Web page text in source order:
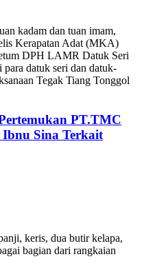
kadam dan tuan imam,
Kerapatan Adat (MKA)
DPH LAMR Datuk Seri
datuk seri dan datuk-
Tegak Tiang Tonggol
PT.TMC
Ibnu Sina Terkait
keris, dua butir kelapa,
bagian dari rangkaian